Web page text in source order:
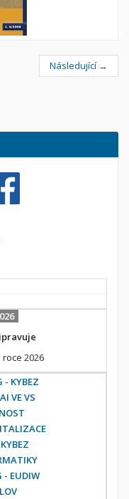
Následující →
2026
- KYBEZ
VE VS
- EUDIW